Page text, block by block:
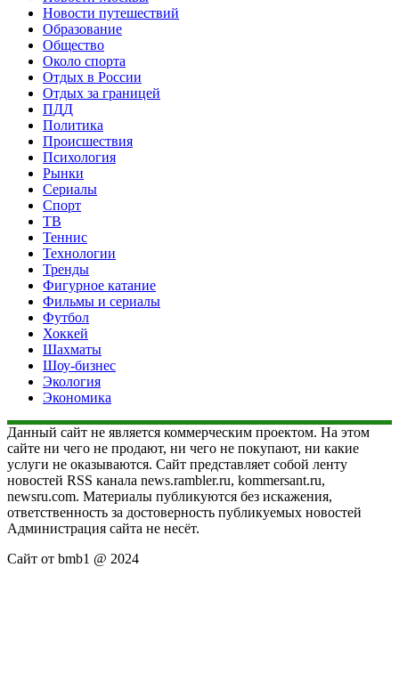
Новости путешествий
Образование
Общество
Около спорта
Отдых в России
Отдых за границей
ПДД
Политика
Происшествия
Психология
Рынки
Сериалы
Спорт
ТВ
Теннис
Технологии
Тренды
Фигурное катание
Фильмы и сериалы
Футбол
Хоккей
Шахматы
Шоу-бизнес
Экология
Экономика
Данный сайт не является коммерческим проектом. На этом
сайте ни чего не продают, ни чего не покупают, ни какие
услуги не оказываются. Сайт представляет собой ленту
новостей RSS канала news.rambler.ru, kommersant.ru,
newsru.com. Материалы публикуются без искажения,
ответственность за достоверность публикуемых новостей
Администрация сайта не несёт.
Сайт от bmb1 @ 2024